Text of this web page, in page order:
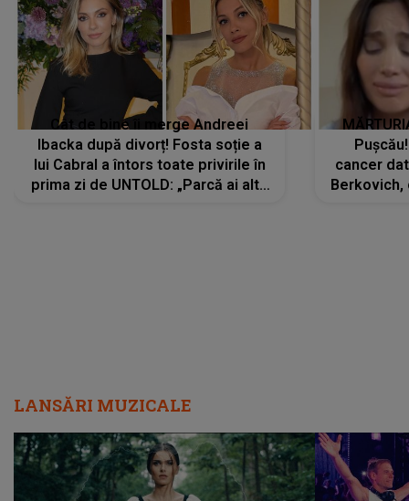
Cât de bine îi merge Andreei
Ibacka după divorț! Fosta soție a
lui Cabral a întors toate privirile în
prima zi de UNTOLD: „Parcă ai altă
cancer
LANSĂRI MUZICALE